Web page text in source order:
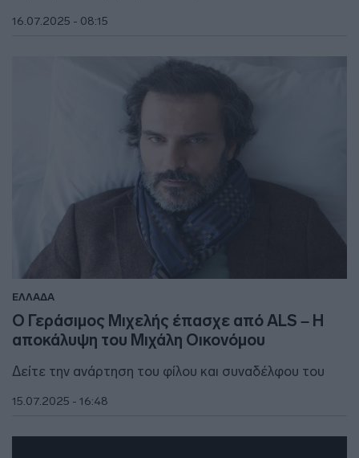
16.07.2025 - 08:15
ΕΛΛΑΔΑ
Ο Γεράσιμος Μιχελής έπασχε από ALS – Η
αποκάλυψη του Μιχάλη Οικονόμου
Δείτε την ανάρτηση του φίλου και συναδέλφου του
15.07.2025 - 16:48